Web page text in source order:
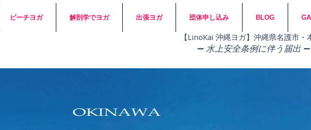
ビーチヨガ 解剖学でヨガ 出張ヨガ 団体申し込み BLOG
【LinoKai 沖縄ヨガ】沖縄県名護市
➖水上安全条例に伴う届出 ➖